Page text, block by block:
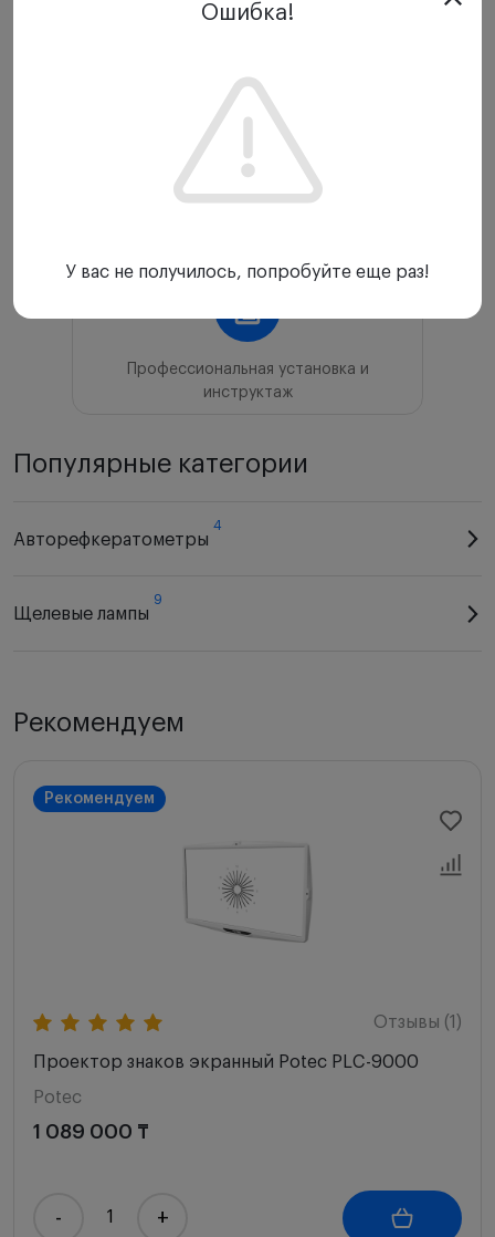
Профессиональная установка и
инструктаж
Популярные категории
Авторефкератометры
4
Щелевые лампы
9
Рекомендуем
Рекомендуем
Отзывы (1)
Проектор знаков экранный Potec PLC-9000
Potec
1 089 000 ₸
- +
Ошибка!
У вас не получилось, попробуйте еще раз!